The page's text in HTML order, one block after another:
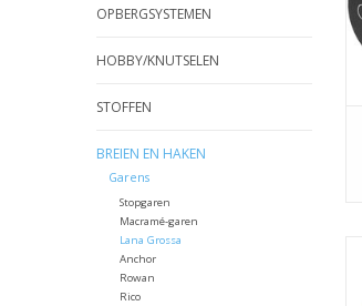
OPBERGSYSTEMEN
HOBBY/KNUTSELEN
STOFFEN
BREIEN EN HAKEN
Garens
Stopgaren
Macramé-garen
Lana Grossa
Anchor
Rowan
Rico